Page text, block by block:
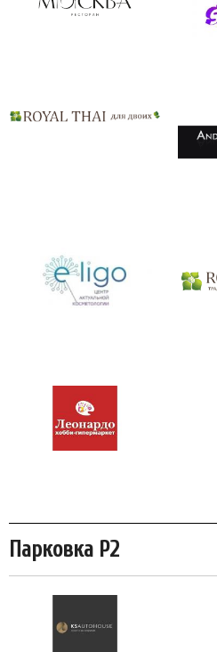
Парковка P2